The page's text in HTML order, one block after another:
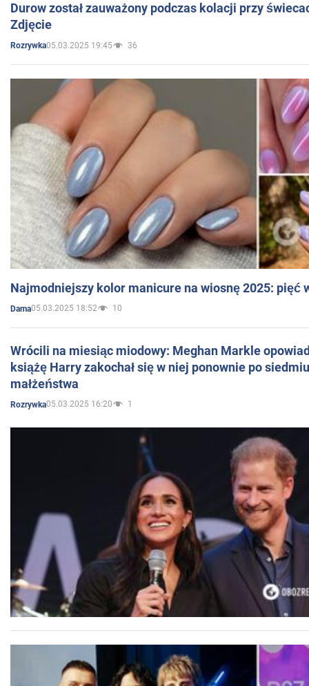
Durow został zauważony podczas kolacji przy
Zdjęcie
Rozrywka05.03.2025 19:45 36
Najmodniejszy kolor manicure na wiosnę 2025: pięć
Dama05.03.2025 18:52 10
Wrócili na miesiąc miodowy: Meghan Markle
książę Harry zakochał się w niej ponownie po
małżeństwa
Rozrywka05.03.2025 16:20 1